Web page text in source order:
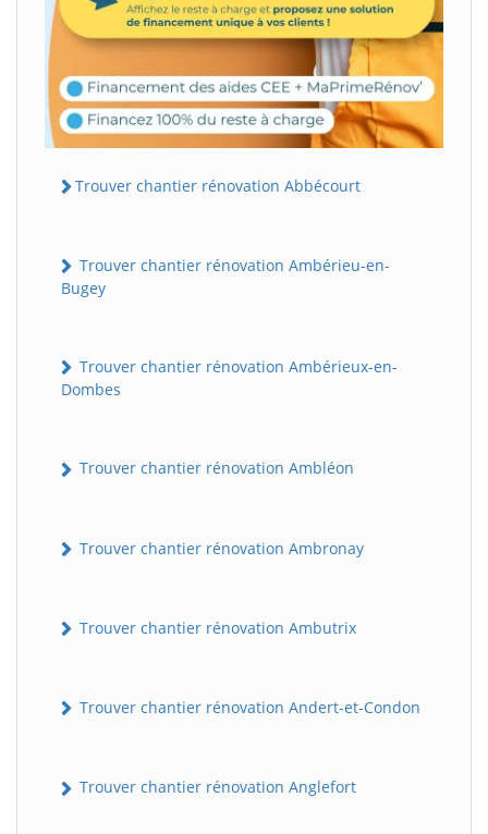
Trouver chantier rénovation Abbécourt
Trouver chantier rénovation Ambérieu-en-
Bugey
Trouver chantier rénovation Ambérieux-en-
Dombes
Trouver chantier rénovation Ambléon
Trouver chantier rénovation Ambronay
Trouver chantier rénovation Ambutrix
Trouver chantier rénovation Andert-et-Condon
Trouver chantier rénovation Anglefort